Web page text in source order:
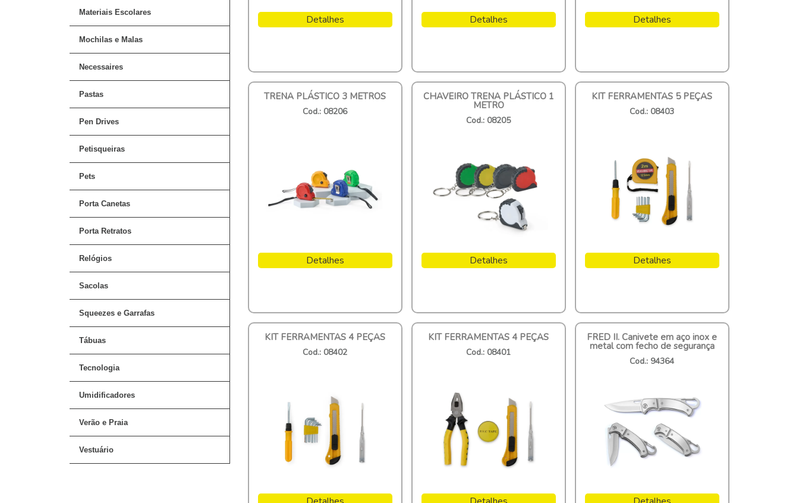
Materiais Escolares
Mochilas e Malas
Necessaires
Pastas
Pen Drives
Petisqueiras
Pets
Porta Canetas
Porta Retratos
Relógios
Sacolas
Squeezes e Garrafas
Tábuas
Tecnologia
Umidificadores
Verão e Praia
Vestuário
Detalhes Detalhes Detalhes
TRENA PLÁSTICO 3 METROS
Cod.: 08206
Detalhes
CHAVEIRO TRENA PLÁSTICO 1
METRO
Cod.: 08205
Detalhes
KIT FERRAMENTAS 5 PEÇAS
Cod.: 08403
Detalhes
KIT FERRAMENTAS 4 PEÇAS
Cod.: 08402
KIT FERRAMENTAS 4 PEÇAS
Cod.: 08401
FRED II. Canivete em aço inox e
metal com fecho de segurança
Cod.: 94364